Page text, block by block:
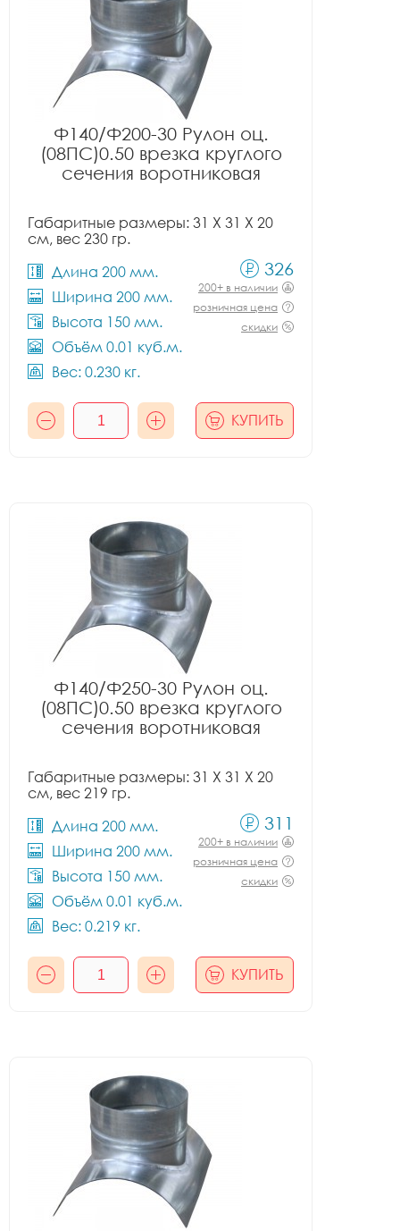
Ф140/Ф200-30 Рулон оц.
(08ПС)0.50 врезка круглого
сечения воротниковая
Габаритные размеры: 31 X 31 X 20
см, вес 230 гр.
Длина 200 мм.
Ширина 200 мм.
Высота 150 мм.
Объём 0.01 куб.м.
Вес: 0.230 кг.
326
200+ в наличии
розничная цена
скидки
КУПИТЬ
Ф140/Ф250-30 Рулон оц.
(08ПС)0.50 врезка круглого
сечения воротниковая
Габаритные размеры: 31 X 31 X 20
см, вес 219 гр.
Длина 200 мм.
Ширина 200 мм.
Высота 150 мм.
Объём 0.01 куб.м.
Вес: 0.219 кг.
311
200+ в наличии
розничная цена
скидки
КУПИТЬ